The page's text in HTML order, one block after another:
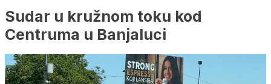
Sudar u kružnom toku kod
Centruma u Banjaluci